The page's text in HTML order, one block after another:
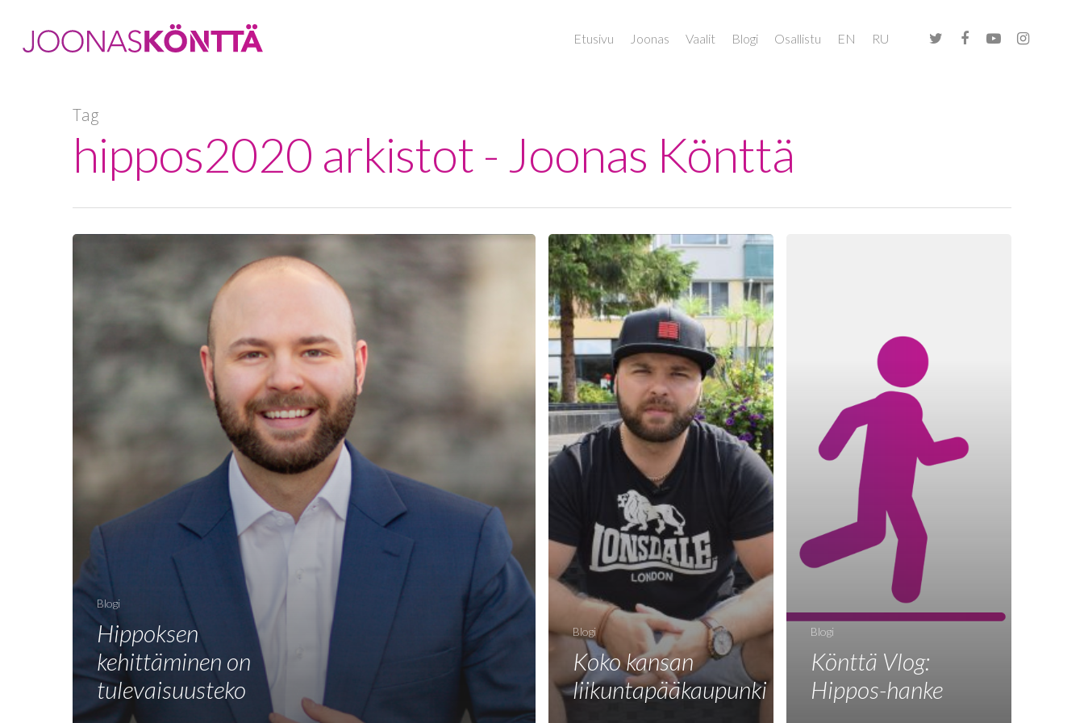
Etusivu Joonas Vaalit Blogi Osallistu EN RU
Tag
hippos2020 arkistot - Joonas Könttä
Blogi
Hippoksen
kehittäminen on
tulevaisuusteko
Blogi
Koko kansan
liikuntapääkaupunki
Blogi
Könttä Vlog:
Hippos-hanke